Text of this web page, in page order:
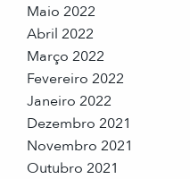
Maio 2022
Abril 2022
Março 2022
Fevereiro 2022
Janeiro 2022
Dezembro 2021
Novembro 2021
Outubro 2021